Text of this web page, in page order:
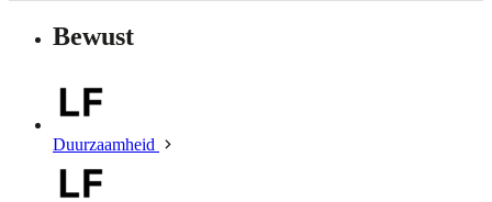
Bewust
Duurzaamheid